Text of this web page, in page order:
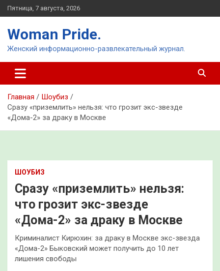
Перейти
к
Пятница, 7 августа, 2026
Woman Pride.
Женский информационно-развлекательный журнал.
Главная
Шоубиз
Сразу «приземлить» нельзя: что грозит экс-звезде
«Дома-2» за драку в Москве
ШОУБИЗ
Сразу «приземлить» нельзя:
что грозит экс-звезде
«Дома-2» за драку в Москве
Криминалист Кирюхин: за драку в Москве экс-звезда
«Дома-2» Быковский может получить до 10 лет
лишения свободы